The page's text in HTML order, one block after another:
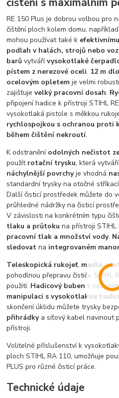
RE 150 Plus je dobrou volbou pro
čištění ploch kolem domu,
mohou používat také k
podlah v halách, strojů nebo
barů vytvářívysokotlaké
pístem z nerezové oceli. 12 m
ocelovým opletem je velmi
zajišťujevelký pracovní dosah.
připojení hadice k přístroji STIHL
vysokotlaká pistole s měkkou
rychlospojkou s ochranou proti
během čištění nekroutí.
K odstranění odolných nečistot
použít rotační trysku, která
náchylnější povrchyje vhodná
standardní trysky na otočné
Další čisticí prostředek můžete do
průhledné nádržky na čisticí
V závislosti na konkrétním typu
tlaku a průtoku na přístroji STIHL
pracovní tlak a množství vody.
sledovat na integrovaném
Teleskopická rukojeť, madloa
pohodlnou přepravu čističe STIHL
použití. Hadicový buben s
manipulaci s vysokotlakou
skončení úklidu můžete trysky
přihrádkya síťový kabel navinout
přístroji.
Volitelné příslušenství k
ploch STIHL RA 110, umožňuje
PLUS pro různé čisticí práce.
Technické údaje